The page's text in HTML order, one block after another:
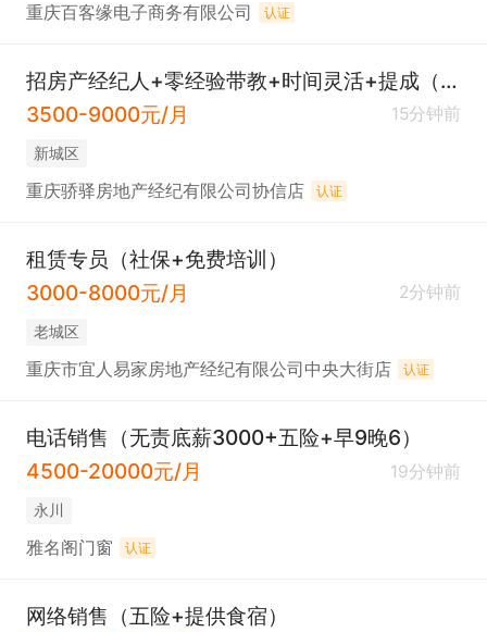
重庆百客缘电子商务有限公司 认证
招房产经纪人+零经验带教+时间灵活+提成（社保）
3500-9000元/月
15分钟前
新城区
重庆骄驿房地产经纪有限公司协信店 认证
租赁专员（社保+免费培训）
3000-8000元/月
2分钟前
老城区
重庆市宜人易家房地产经纪有限公司中央大街店 认证
电话销售（无责底薪3000+五险+早9晚6）
4500-20000元/月
19分钟前
永川
雅名阁门窗 认证
网络销售（五险+提供食宿）